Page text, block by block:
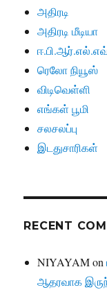
அதிரடி
அதிரடி மீடியா
ரெலோ நியூஸ்
விடிவெள்ளி
எங்கள் பூமி
சலசலப்பு
இடதுசாரிகள்
RECENT
NIYAYAMon
ஆதரவாக